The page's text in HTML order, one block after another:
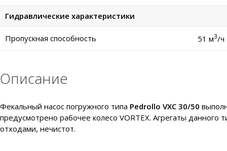
Гидравлические характеристики
Пропускная способность 51 м3/ч
Описание
Фекальный насос погружного типа Pedrollo VXC 30/50
предусмотрено рабочее колесо VORTEX. Агрегаты
отходами, нечистот.